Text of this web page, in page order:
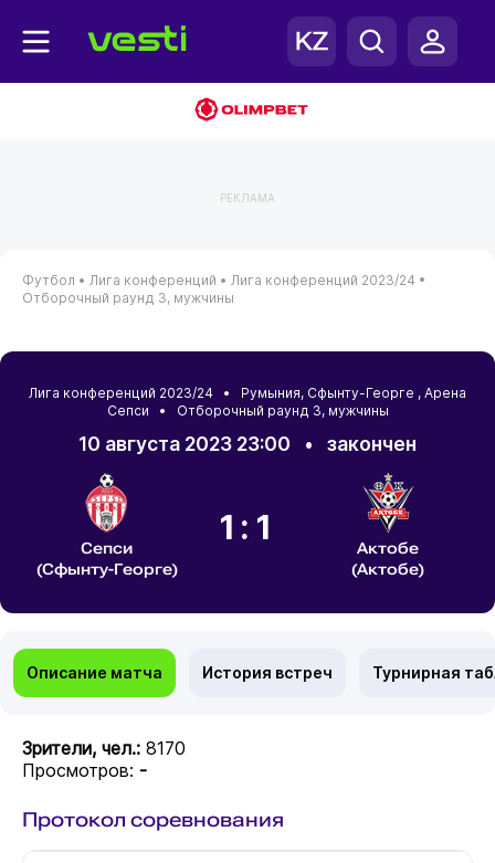
РЕКЛАМА
Футбол • Лига конференций • Лига конференций 2023/24 •
Отборочный раунд 3, мужчины
Лига конференций 2023/24 • Румыния, Сфынту-Георге , Арена
Сепси • Отборочный раунд 3, мужчины
10 августа 2023 23:00 • закончен
Сепси
(Сфынту-Георге)
1:1
Актобе
(Актобе)
Описание матча История встреч Турнирная
Зрители, чел.: 8170
Просмотров: -
Протокол соревнования